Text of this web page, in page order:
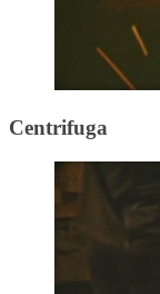
Centrifuga